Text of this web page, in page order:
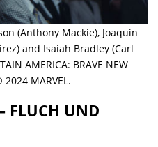
(Anthony Mackie), Joaquin
and Isaiah Bradley (Carl
AMERICA: BRAVE NEW
MARVEL.
FLUCH UND